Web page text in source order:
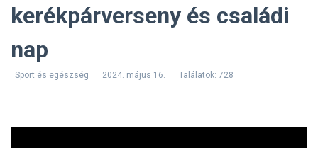
kerékpárverseny és családi
nap
Sport és egészség 2024. május 16. Találatok: 728